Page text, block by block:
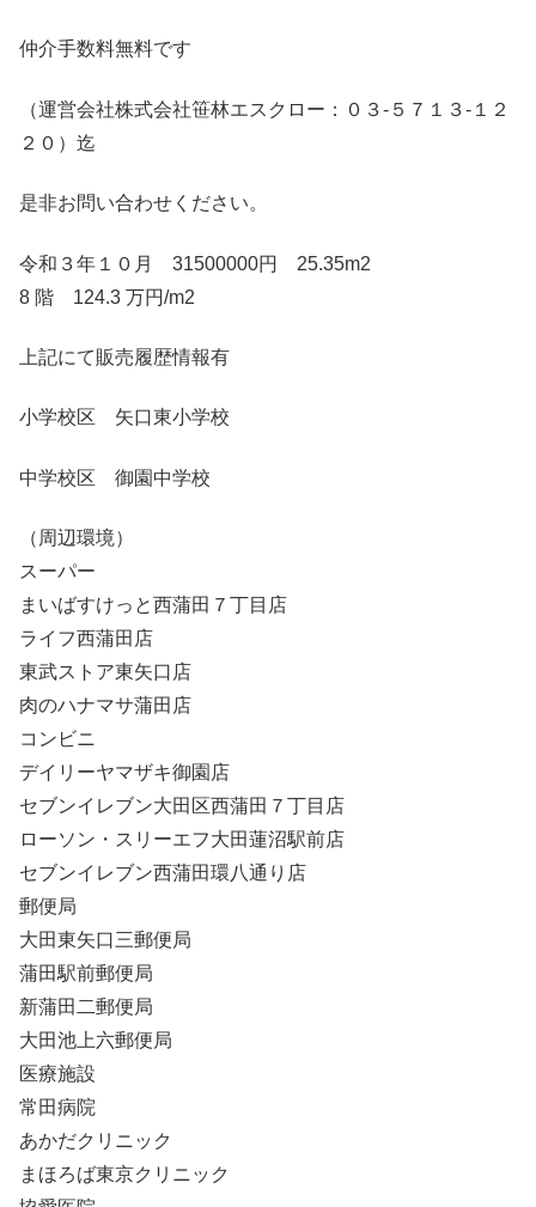
仲介手数料無料です
（運営会社株式会社笹林エスクロー：０３-５７１３-１２
２０）迄
是非お問い合わせください。
令和３年１０月 31500000円 25.35m2
8 階 124.3 万円/m2
上記にて販売履歴情報有
小学校区 矢口東小学校
中学校区 御園中学校
（周辺環境）
スーパー
まいばすけっと西蒲田７丁目店
ライフ西蒲田店
東武ストア東矢口店
肉のハナマサ蒲田店
コンビニ
デイリーヤマザキ御園店
セブンイレブン大田区西蒲田７丁目店
ローソン・スリーエフ大田蓮沼駅前店
セブンイレブン西蒲田環八通り店
郵便局
大田東矢口三郵便局
蒲田駅前郵便局
新蒲田二郵便局
大田池上六郵便局
医療施設
常田病院
あかだクリニック
まほろば東京クリニック